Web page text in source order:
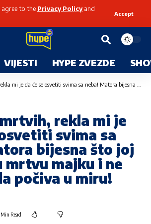
to the Privacy Policyand
Accept
VIJESTI HYPE ZVEZDE
se osvetiti svima sa neba! Matora bijesna što joj spominju mrtvu majku i ne daju joj da počiva u miru!
rekla mi je
svima sa
bijesna što joj
mrtvu majku i ne
počiva u miru!
Read